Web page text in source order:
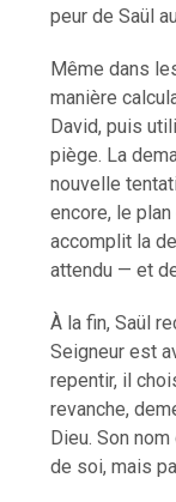
peur de Saül
Même dans
manière
David, puis
piège. La
nouvelle
encore, le
accomplit la
attendu — et
À la fin, Saül
Seigneur est
repentir, il
revanche,
Dieu. Son
de soi, mais